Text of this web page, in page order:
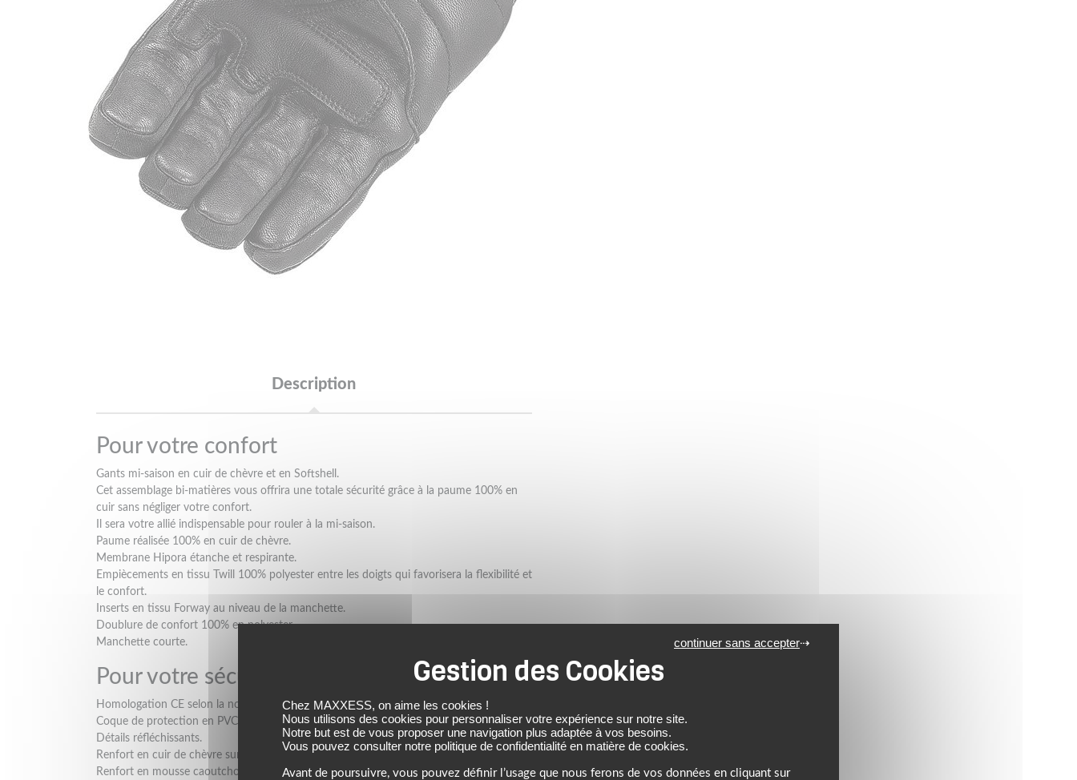
Description
Pour votre confort
Gants mi-saison en cuir de chèvre et en Softshell.
Cet assemblage bi-matières vous offrira une totale sécurité grâce à la paume 100% en
cuir sans négliger votre confort.
Il sera votre allié indispensable pour rouler à la mi-saison.
Paume réalisée 100% en cuir de chèvre.
Membrane Hipora étanche et respirante.
Empiècements en tissu Twill 100% polyester entre les doigts qui favorisera la flexibilité et
le confort.
Inserts en tissu Forway au niveau de la manchette.
Doublure de confort 100% en polyester.
Manchette courte.
Pour votre sécurité
Homologation CE selon la norme EN 13594:2015.
Coque de protection en PVC sur les phalanges offrant un maximum de protection.
Détails réfléchissants.
Renfort en cuir de chèvre sur la paume.
Renfort en mousse caoutchouc EVA sur la paume.
Chez MAXXESS, on aime les cookies !
Nous utilisons des cookies pour personnaliser votre expérience sur notre site.
Notre but est de vous proposer une navigation plus adaptée à vos besoins.
Vous pouvez consulter notre politique de confidentialité en matière de cookies.
Avant de poursuivre, vous pouvez définir l’usage que nous ferons de vos données en cliquant sur
continuer sans accepter